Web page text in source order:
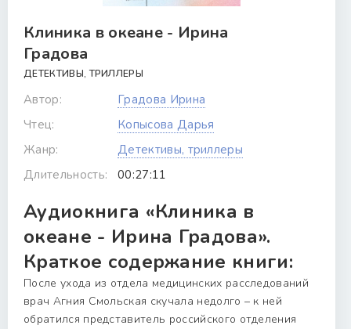
Клиника в океане - Ирина
Градова
ДЕТЕКТИВЫ, ТРИЛЛЕРЫ
Автор:
Градова Ирина
Чтец:
Копысова Дарья
Жанр:
Детективы, триллеры
Длительность:
00:27:11
Аудиокнига «Клиника в
океане - Ирина Градова».
Краткое содержание книги:
После ухода из отдела медицинских расследований
врач Агния Смольская скучала недолго – к ней
обратился представитель российского отделения